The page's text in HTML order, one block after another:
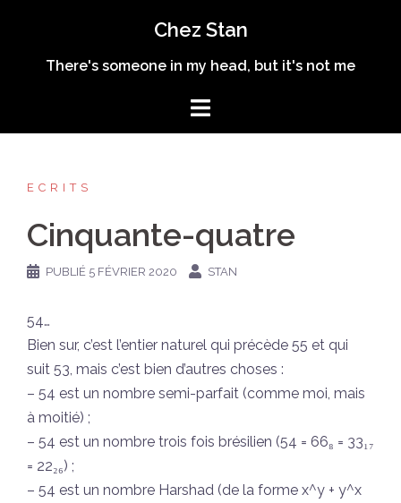
contenu
Chez Stan
There's someone in my head, but it's not me
ECRITS
Cinquante-quatre
PUBLIÉ 5 FÉVRIER 2020 STAN
54…
Bien sur, c’est l’entier naturel qui précède 55 et qui
suit 53, mais c’est bien d’autres choses :
– 54 est un nombre semi-parfait (comme moi, mais
à moitié) ;
– 54 est un nombre trois fois brésilien (54 = 66₈ = 33₁₇
= 22₂₆) ;
– 54 est un nombre Harshad (de la forme x^y + y^x